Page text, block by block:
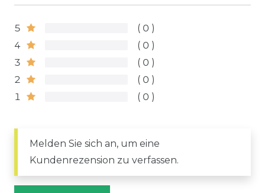
5
0
4
0
3
0
2
0
1
0
Melden Sie sich an, um eine
Kundenrezension zu verfassen.